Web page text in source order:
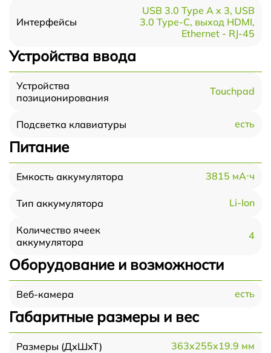
Интерфейсы
USB 3.0 Type A x 3, USB
3.0 Type-С, выход HDMI,
Ethernet - RJ-45
Устройства ввода
Устройства
позиционирования
Touchpad
Подсветка клавиатуры есть
Питание
Емкость аккумулятора 3815 мА⋅ч
Тип аккумулятора Li-Ion
Количество ячеек
аккумулятора
4
Оборудование и возможности
Веб-камера есть
Габаритные размеры и вес
Размеры (ДхШхТ) 363x255x19.9 мм